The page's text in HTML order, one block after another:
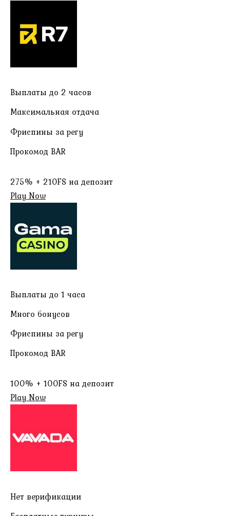
Выплаты до 2 часов
Максимальная отдача
Фриспины за регу
Прокомод BAR
275% + 210FS на депозит
Play Now
Выплаты до 1 часа
Много бонусов
Фриспины за регу
Прокомод BAR
100% + 100FS на депозит
Play Now
Нет верификации